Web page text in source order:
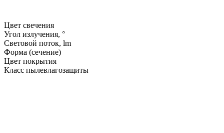
Цвет свечения
Угол излучения, °
Световой поток, lm
Форма (сечение)
Цвет покрытия
Класс пылевлагозащиты